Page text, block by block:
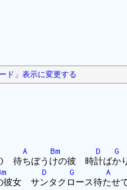
ド」表示に変更する
A Bm D G
待ちぼうけの彼 時計ばか
D G A
彼女 サンタクロース待たせ